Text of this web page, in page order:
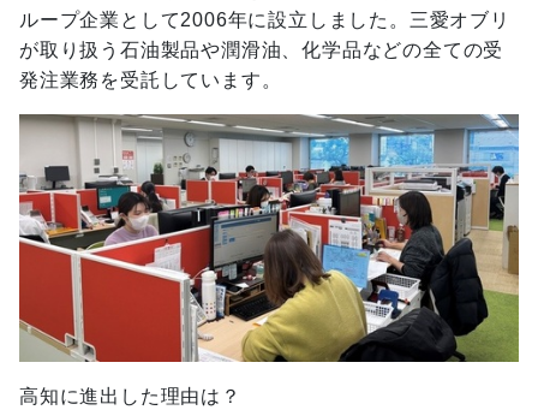
ループ企業として2006年に設立しました。三愛オブリ
が取り扱う石油製品や潤滑油、化学品などの全ての受
発注業務を受託しています。
高知に進出した理由は？